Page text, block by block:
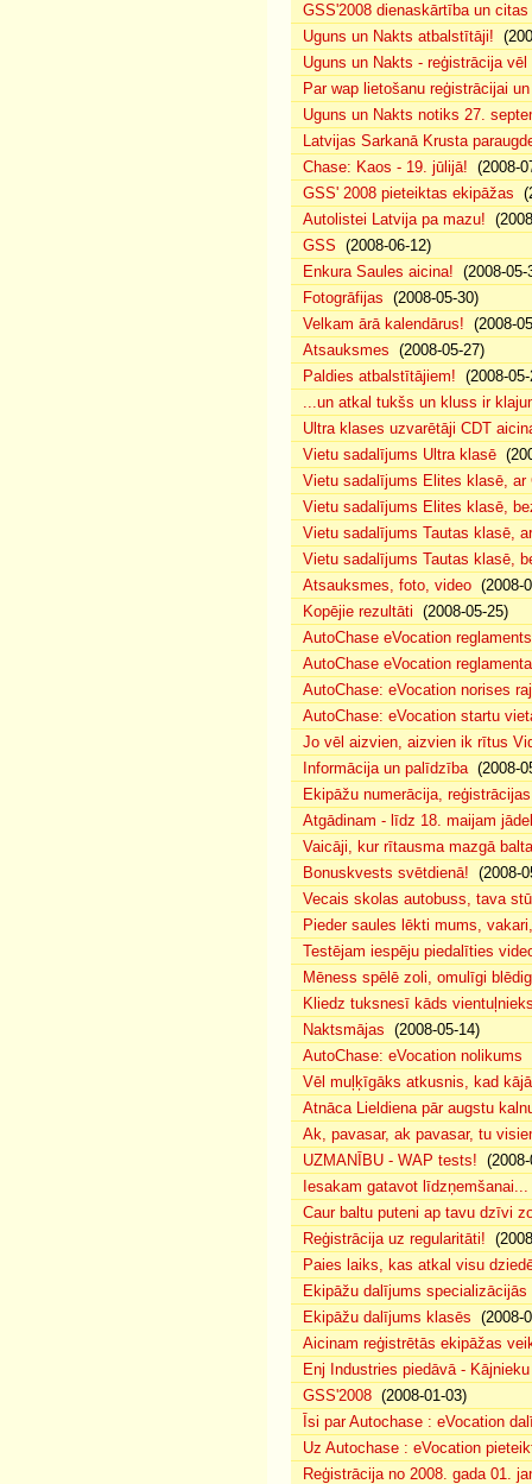
GSS'2008 dienaskārtība un
Uguns un Nakts atbalstītāji!
Uguns un Nakts - reģistrācija
Par wap lietošanu reģistrācijai
Uguns un Nakts notiks 27.
Latvijas Sarkanā Krusta
Chase: Kaos - 19. jūlijā! (2008-
GSS' 2008 pieteiktas ekipāžas
Autolistei Latvija pa mazu!
GSS (2008-06-12)
Enkura Saules aicina! (2008-05-
Fotogrāfijas (2008-05-30)
Velkam ārā kalendārus! (2008-
Atsauksmes (2008-05-27)
Paldies atbalstītājiem! (2008-
...un atkal tukšs un kluss ir
Ultra klases uzvarētāji CDT
Vietu sadalījums Ultra klasē
Vietu sadalījums Elites klasē, ar
Vietu sadalījums Elites klasē,
Vietu sadalījums Tautas klasē,
Vietu sadalījums Tautas klasē,
Atsauksmes, foto, video (2008-
Kopējie rezultāti (2008-05-25)
AutoChase eVocation reglaments
AutoChase eVocation
AutoChase: eVocation norises
AutoChase: eVocation startu
Jo vēl aizvien, aizvien ik rītus
Informācija un palīdzība(2008-
Ekipāžu numerācija,
Atgādinam - līdz 18. maijam
Vaicāji, kur rītausma mazgā
Bonuskvests svētdienā! (2008-
Vecais skolas autobuss, tava
Pieder saules lēkti mums,
Testējam iespēju piedalīties
Mēness spēlē zoli, omulīgi
Kliedz tuksnesī kāds
Naktsmājas (2008-05-14)
AutoChase: eVocation nolikums
Vēl muļķīgāks atkusnis, kad
Atnāca Lieldiena pār augstu
Ak, pavasar, ak pavasar, tu
UZMANĪBU - WAP tests!
Iesakam gatavot līdzņemšanai...
Caur baltu puteni ap tavu dzīvi
Reģistrācija uz regularitāti!
Paies laiks, kas atkal visu
Ekipāžu dalījums specializācijās
Ekipāžu dalījums klasēs (2008-
Aicinam reģistrētās ekipāžas
Enj Industries piedāvā -
GSS'2008 (2008-01-03)
Īsi par Autochase : eVocation
Uz Autochase : eVocation
Reģistrācija no 2008. gada 01.